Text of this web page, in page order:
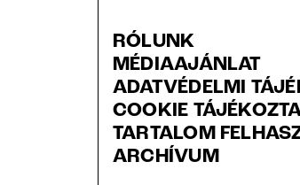
RÓLUNK
MÉDIAAJÁNLAT
ADATVÉDELMI
COOKIE
TARTALOM
ARCHÍVUM